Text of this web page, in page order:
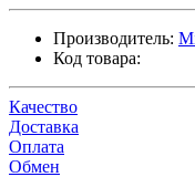
Производитель:
Код товара:
Качество
Доставка
Оплата
Обмен